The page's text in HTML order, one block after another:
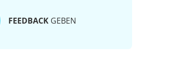
FEEDBACK GEBEN